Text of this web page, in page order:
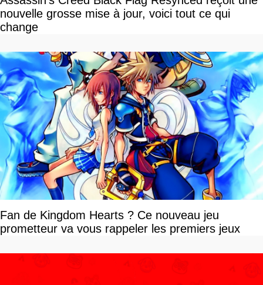
nouvelle grosse mise à jour, voici tout ce qui
change
Fan de Kingdom Hearts ? Ce nouveau jeu
prometteur va vous rappeler les premiers jeux